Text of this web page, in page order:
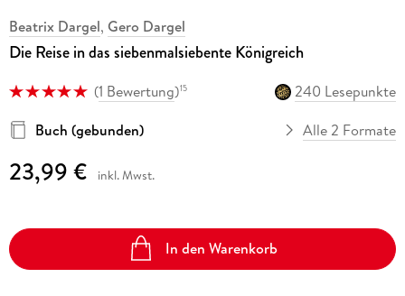
Beatrix Dargel, Gero Dargel
Die Reise in das siebenmalsiebente Königreich
(1 Bewertung)15
240 Lesepunkte
Buch (gebunden)
Alle 2 Formate
23,99 € inkl. Mwst.
In den Warenkorb